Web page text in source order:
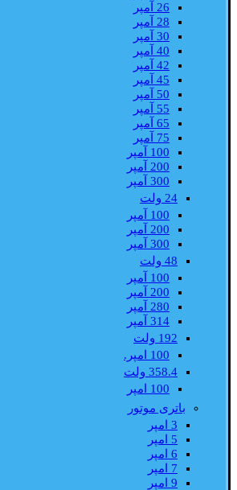
26 آمپر
28 آمپر
30 آمپر
40 آمپر
42 آمپر
45 آمپر
50 آمپر
55 آمپر
65 آمپر
75 آمپر
100 آمپر
200 آمپر
300 آمپر
24 ولت
100 آمپر
200 آمپر
300 آمپر
48 ولت
100 آمپر
200 آمپر
280 آمپر
314 آمپر
192 ولت
100 امپر.
358.4 ولت
100 امپر
باتری موتور
3 امپر
5 امپر
6 امپر
7 امپر
9 امپر